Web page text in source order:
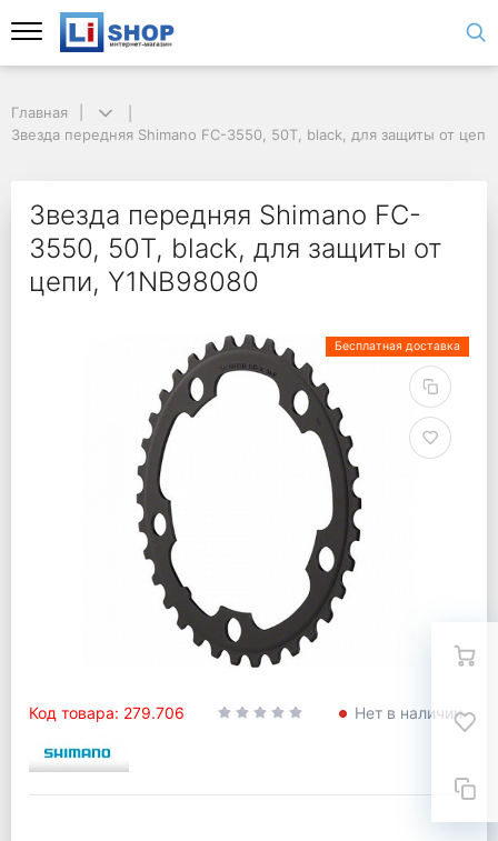
Главная
Звезда передняя Shimano FC-3550, 50T, black, для защиты от
Звезда передняя Shimano FC-
3550, 50T, black, для защиты от
цепи, Y1NB98080
Бесплатная доставка
Код товара: 279.706 Нет в наличии